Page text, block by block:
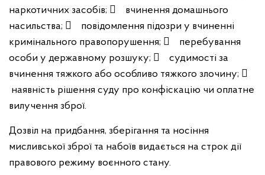
наркотичних засобів;  вчинення домашнього
насильства;  повідомлення підозри у вчиненні
кримінального правопорушення;  перебування
особи у державному розшуку;  судимості за
вчинення тяжкого або особливо тяжкого злочину; 
наявність рішення суду про конфіскацію чи оплатне
вилучення зброї.
Дозвіл на придбання, зберігання та носіння
мисливської зброї та набоїв видається на строк дії
правового режиму воєнного стану.